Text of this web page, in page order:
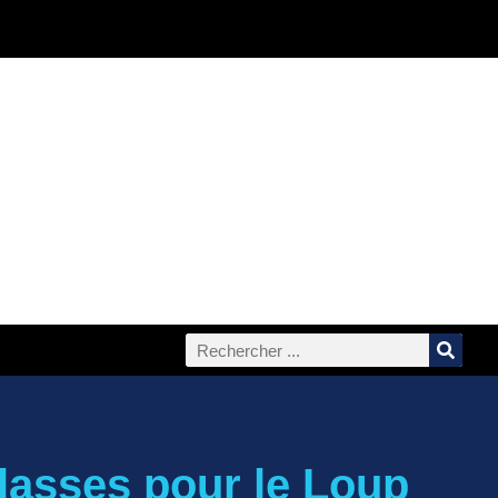
pour le Loup